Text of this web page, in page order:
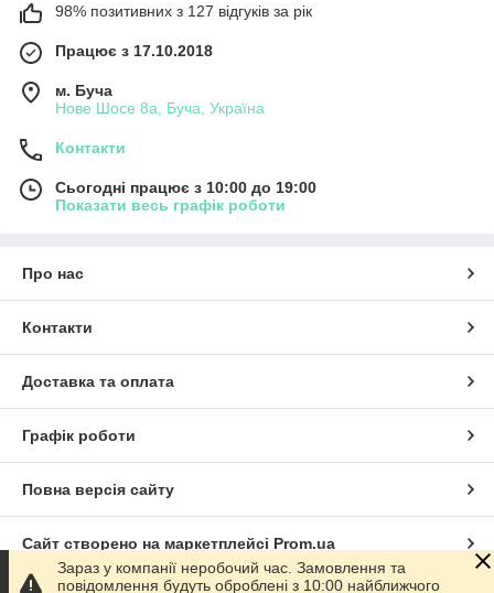
98% позитивних з 127 відгуків за рік
Працює з 17.10.2018
м. Буча
Нове Шосе 8а, Буча, Україна
Контакти
Сьогодні працює з 10:00 до 19:00
Показати весь графік роботи
Про нас
Контакти
Доставка та оплата
Графік роботи
Повна версія сайту
Сайт створено на маркетплейсі Prom.ua
Зараз у компанії неробочий час. Замовлення та
повідомлення будуть оброблені з 10:00 найближчого